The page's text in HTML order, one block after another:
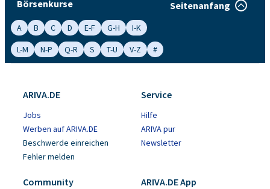
Börsenkurse Seitenanfang
A B C D E-F G-H
I-K
L-M
N-P Q-R S T-U V-Z #
ARIVA.DE
Jobs
Werben auf ARIVA.DE
Beschwerde einreichen
Fehler melden
Service
Hilfe
ARIVA pur
Newsletter
Community ARIVA.DE App